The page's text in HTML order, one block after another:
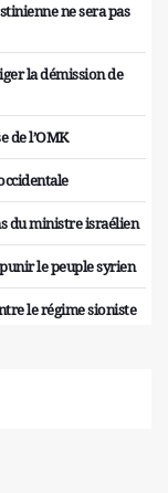
ne sera pas
la démission de
de l’OMK
du ministre israélien
le peuple syrien
le régime sioniste